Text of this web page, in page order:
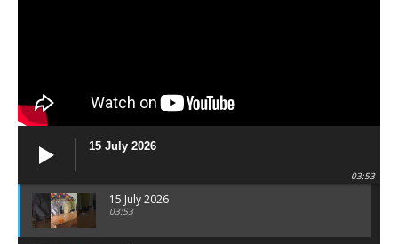
15 July 2026
03:53
15 July 2026
03:53